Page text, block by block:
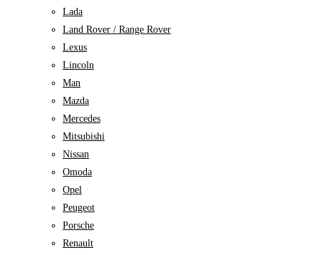
Lada
Land Rover / Range Rover
Lexus
Lincoln
Man
Mazda
Mercedes
Mitsubishi
Nissan
Omoda
Opel
Peugeot
Porsche
Renault